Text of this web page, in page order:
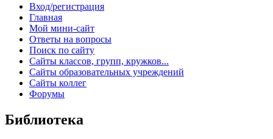
Вход/регистрация
Главная
Мой мини-сайт
Ответы на вопросы
Поиск по сайту
Сайты классов, групп, кружков...
Сайты образовательных учреждений
Сайты коллег
Форумы
Библиотека